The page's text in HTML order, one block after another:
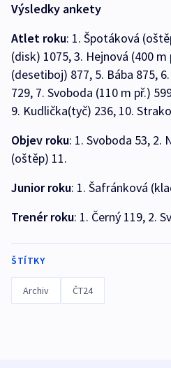
Výsledky ankety
Atlet roku: 1. Špotáková
(disk) 1075, 3. Hejnová (400 m
(desetiboj) 877, 5. Bába 875,
729, 7. Svoboda (110 m př.)
9. Kudlička(tyč) 236, 10.
Objev roku: 1. Svoboda 53, 2.
(oštěp) 11.
Junior roku: 1. Šafránková
Trenér roku: 1. Černý 119, 2.
ŠTÍTKY
Archiv ČT24